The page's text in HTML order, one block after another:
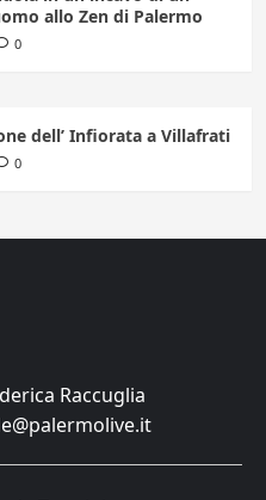
allo Zen di Palermo
0
dell’ Infiorata a Villafrati
0
Raccuglia